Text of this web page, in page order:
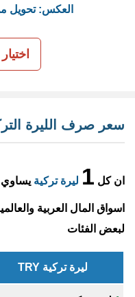
العكس: تحويل
سعر صرف الليرة
ان كل 1 ليرة تركية يساوي
اسواق المال العربية
لبعض الفئات
ليرة تركية TRY